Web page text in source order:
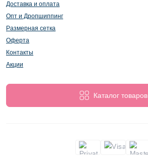
Доставка и оплата
Опт и Дропшиппинг
Размерная сетка
Оферта
Контакты
Акции
Каталог товаров